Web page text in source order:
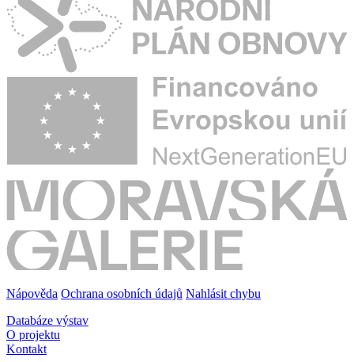
Nápověda Ochrana osobních údajů Nahlásit chybu
Databáze výstav
O projektu
Kontakt